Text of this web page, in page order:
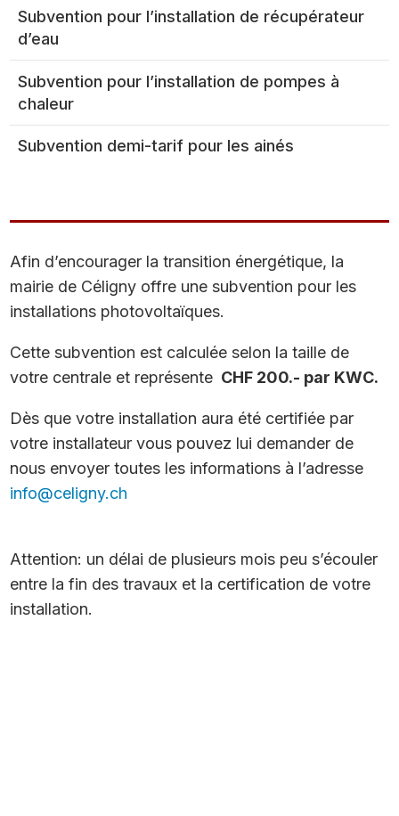
Subvention pour l’installation de récupérateur
d’eau
Subvention pour l’installation de pompes à
chaleur
Subvention demi-tarif pour les ainés
Afin d’encourager la transition énergétique, la
mairie de Céligny offre une subvention pour les
installations photovoltaïques.
Cette subvention est calculée selon la taille de
votre centrale et représente CHF 200.- par KWC.
Dès que votre installation aura été certifiée par
votre installateur vous pouvez lui demander de
nous envoyer toutes les informations à l’adresse
info@celigny.ch
Attention: un délai de plusieurs mois peu s’écouler
entre la fin des travaux et la certification de votre
installation.